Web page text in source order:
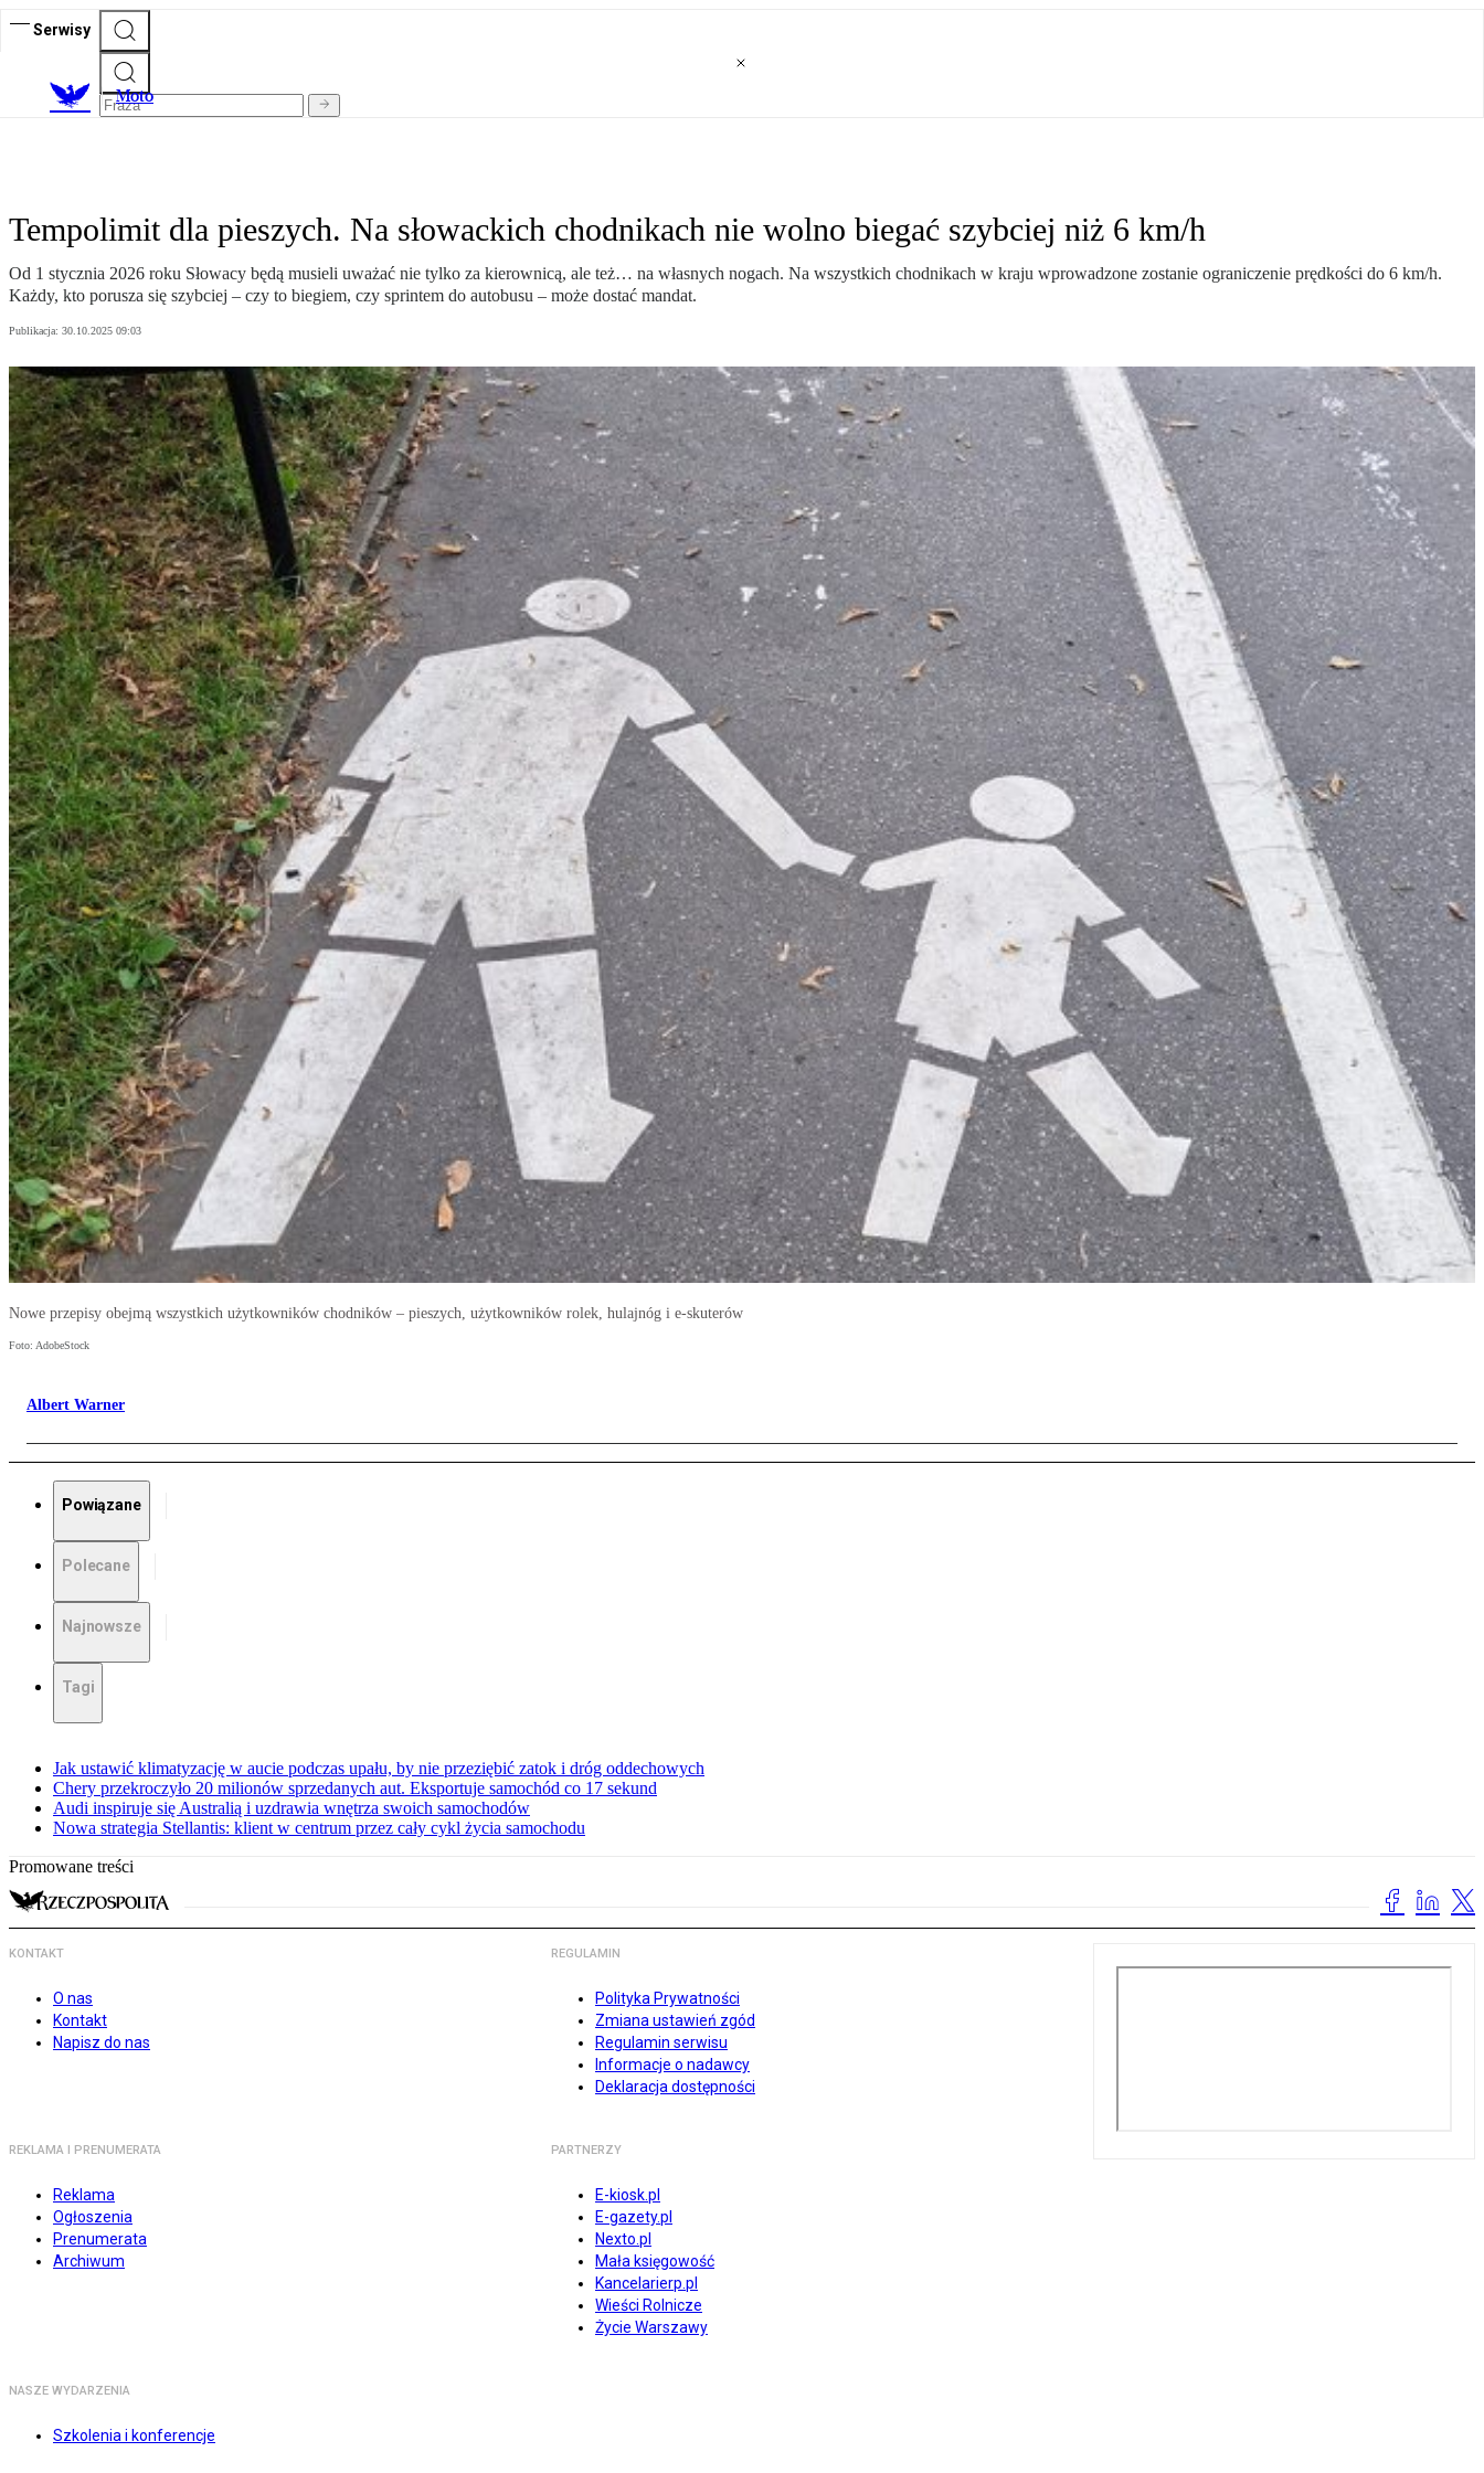
Serwisy
Moto
Tempolimit dla pieszych. Na słowackich chodnikach nie wolno biegać szybciej niż 6 km/h
Od 1 stycznia 2026 roku Słowacy będą musieli uważać nie tylko za kierownicą, ale też… na własnych nogach. Na wszystkich chodnikach w kraju wprowadzone zostanie ograniczenie prędkości do 6 km/h.
Każdy, kto porusza się szybciej – czy to biegiem, czy sprintem do autobusu – może dostać mandat.
Publikacja: 30.10.2025 09:03
Nowe przepisy obejmą wszystkich użytkowników chodników – pieszych, użytkowników rolek, hulajnóg i e-skuterów
Foto: AdobeStock
Albert Warner
Powiązane
Polecane
Najnowsze
Tagi
Jak ustawić klimatyzację w aucie podczas upału, by nie przeziębić zatok i dróg oddechowych
Chery przekroczyło 20 milionów sprzedanych aut. Eksportuje samochód co 17 sekund
Audi inspiruje się Australią i uzdrawia wnętrza swoich samochodów
Nowa strategia Stellantis: klient w centrum przez cały cykl życia samochodu
Promowane treści
KONTAKT
O nas
Kontakt
Napisz do nas
REGULAMIN
Polityka Prywatności
Zmiana ustawień zgód
Regulamin serwisu
Informacje o nadawcy
Deklaracja dostępności
REKLAMA I PRENUMERATA
Reklama
Ogłoszenia
Prenumerata
Archiwum
PARTNERZY
E-kiosk.pl
E-gazety.pl
Nexto.pl
Mała księgowość
Kancelarierp.pl
Wieści Rolnicze
Życie Warszawy
NASZE WYDARZENIA
Szkolenia i konferencje